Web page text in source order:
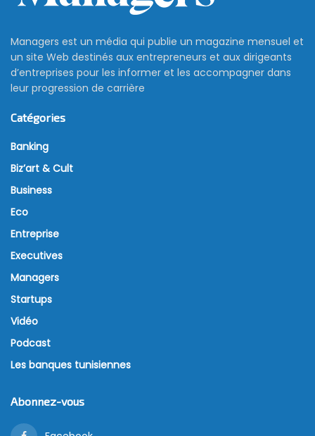
Managers est un média qui publie un magazine mensuel et
un site Web destinés aux entrepreneurs et aux dirigeants
d’entreprises pour les informer et les accompagner dans
leur progression de carrière
Catégories
Banking
Biz’art & Cult
Business
Eco
Entreprise
Executives
Managers
Startups
Vidéo
Podcast
Les banques tunisiennes
Abonnez-vous